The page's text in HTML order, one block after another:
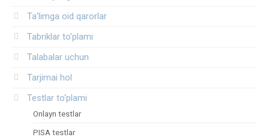
Ta’limga oid qarorlar
Tabriklar to'plami
Talabalar uchun
Tarjimai hol
Testlar to‘plami
Onlayn testlar
PISA testlar